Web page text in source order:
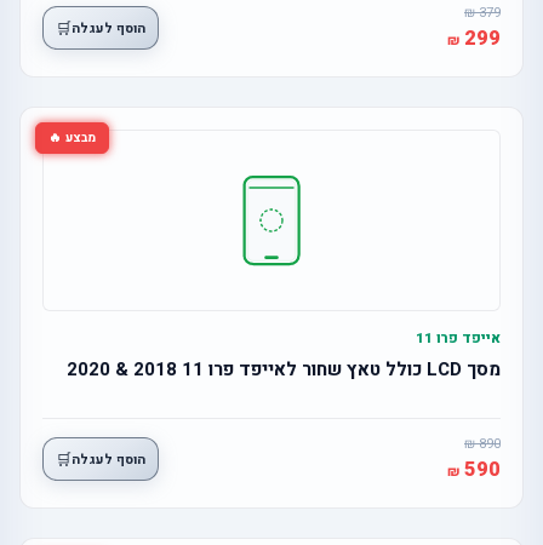
379
299 הוסף לעגלה🛒
מבצע 🔥
אייפד פרו 11
מסך LCD כולל טאץ שחור לאייפד פרו 11 2018 & 2020
890
590 הוסף לעגלה🛒